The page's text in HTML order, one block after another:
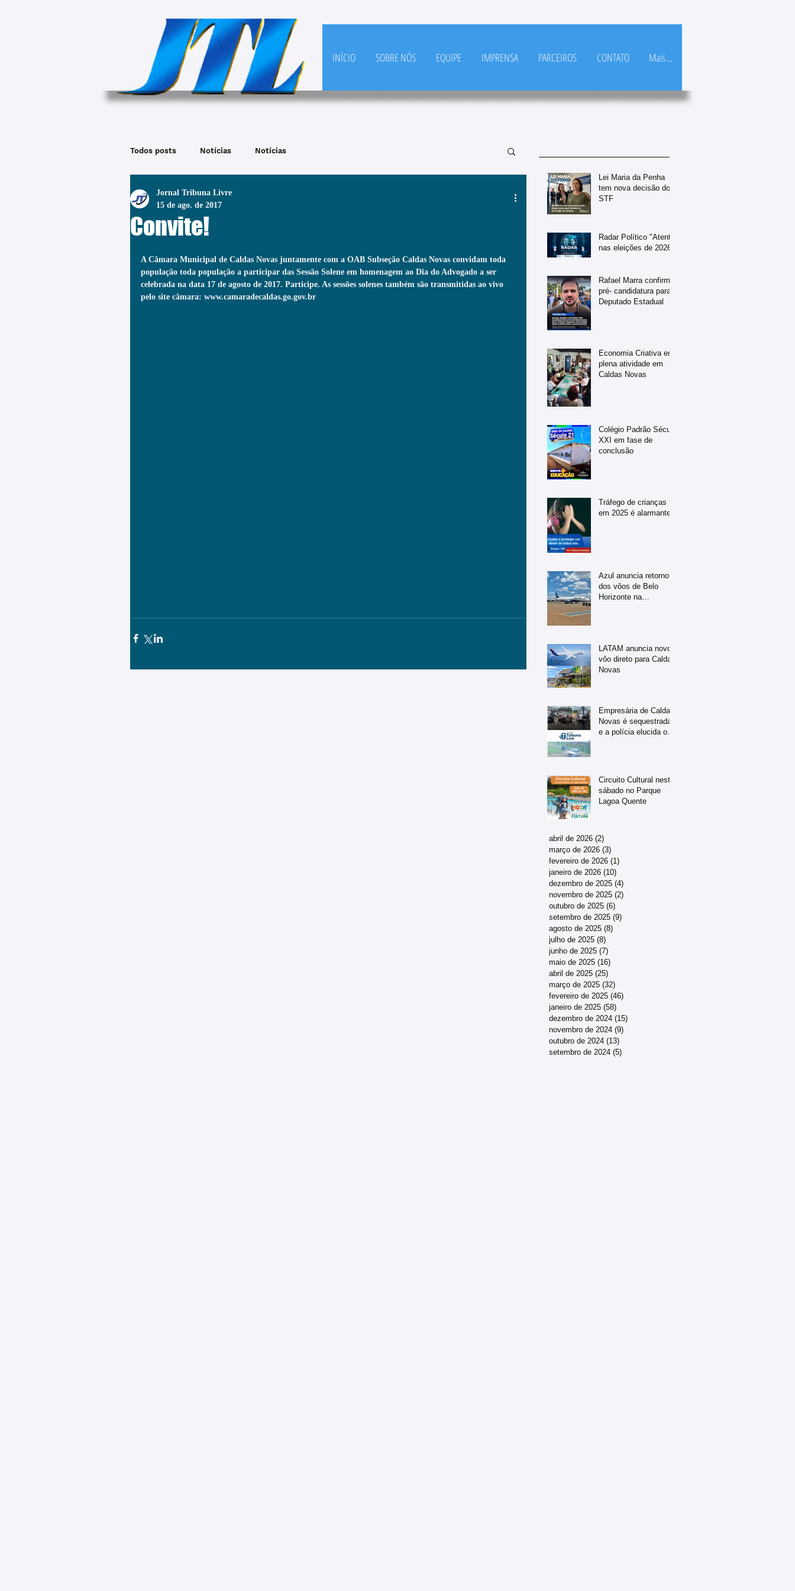
INÍCIO SOBRE NÓS EQUIPE IMPRENSA PARCEIROS CONTATO Mais...
Todos posts Notícias Notícias
Convite!
Jornal Tribuna Livre
15 de ago. de 2017
A Câmara Municipal de Caldas Novas juntamente com a OAB Subseção Caldas Novas convidam toda
população toda população a participar das Sessão Solene em homenagem ao Dia do Advogado a ser
celebrada na data 17 de agosto de 2017. Participe. As sessões solenes também são transmitidas ao vivo
pelo site câmara: www.camaradecaldas.go.gov.br
Lei Maria da Penha
tem nova decisão do
STF
Radar Político "Atento
nas eleições de 2026"
Rafael Marra confirma
pré- candidatura para
Deputado Estadual
Economia Criativa em
plena atividade em
Caldas Novas
Colégio Padrão Século
XXI em fase de
conclusão
Tráfego de crianças
em 2025 é alarmante
Azul anuncia retorno
dos vôos de Belo
Horizonte na
LATAM anuncia novo
vôo direto para Caldas
Novas
Empresária de Caldas
Novas é sequestrada
e a polícia elucida o
Circuito Cultural neste
sábado no Parque
Lagoa Quente
abril de 2026 (2)
março de 2026 (3)
fevereiro de 2026 (1)
janeiro de 2026 (10)
dezembro de 2025 (4)
novembro de 2025 (2)
outubro de 2025 (6)
setembro de 2025 (9)
agosto de 2025 (8)
julho de 2025 (8)
junho de 2025 (7)
maio de 2025 (16)
abril de 2025 (25)
março de 2025 (32)
fevereiro de 2025 (46)
janeiro de 2025 (58)
dezembro de 2024 (15)
novembro de 2024 (9)
outubro de 2024 (13)
setembro de 2024 (5)